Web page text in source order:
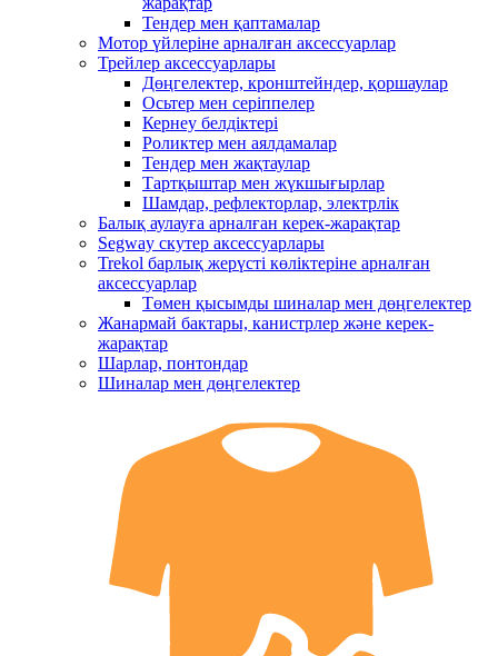
Тендер мен қаптамалар
Мотор үйлеріне арналған аксессуарлар
Трейлер аксессуарлары
Дөңгелектер, кронштейндер, қоршаулар
Осьтер мен серіппелер
Кернеу белдіктері
Роликтер мен аялдамалар
Тендер мен жақтаулар
Тартқыштар мен жүкшығырлар
Шамдар, рефлекторлар, электрлік
Балық аулауға арналған керек-жарақтар
Segway скутер аксессуарлары
Trekol барлық жерүсті көліктеріне арналған
аксессуарлар
Төмен қысымды шиналар мен дөңгелектер
Жанармай бактары, канистрлер және керек-
жарақтар
Шарлар, понтондар
Шиналар мен дөңгелектер